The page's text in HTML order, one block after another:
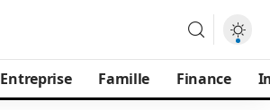
Entreprise Famille Finance